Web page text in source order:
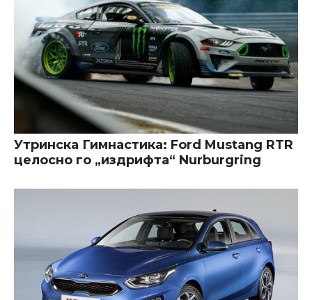
Утринска Гимнастика: Ford Mustang RTR
целосно го „издрифта“ Nurburgring